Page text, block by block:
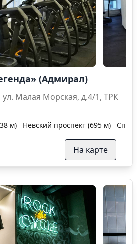
(Адмирал)
м) Невский проспект (695 м)
На карте